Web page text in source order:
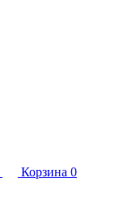
Корзина 0